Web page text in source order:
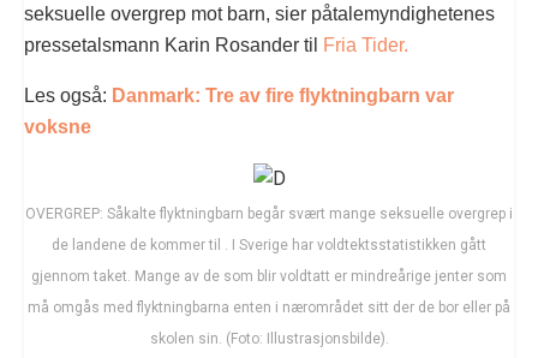
seksuelle overgrep mot barn, sier påtalemyndighetenes
pressetalsmann Karin Rosander til
Fria Tider.
Les også: Danmark: Tre av fire flyktningbarn var
voksne
OVERGREP: Såkalte flyktningbarn begår svært mange seksuelle overgrep i
de landene de kommer til . I Sverige har voldtektsstatistikken gått
gjennom taket. Mange av de som blir voldtatt er mindreårige jenter som
må omgås med flyktningbarna enten i nærområdet sitt der de bor eller på
skolen sin. (Foto: Illustrasjonsbilde).